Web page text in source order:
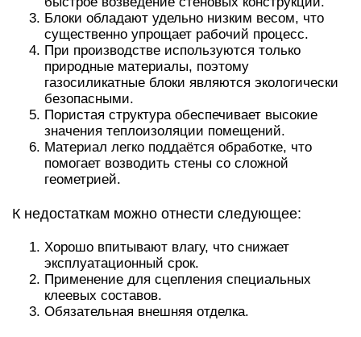
Блоки обладают удельно низким весом, что
существенно упрощает рабочий процесс.
При производстве используются только
природные материалы, поэтому
газосиликатные блоки являются экологически
безопасными.
Пористая структура обеспечивает высокие
значения теплоизоляции помещений.
Материал легко поддаётся обработке, что
помогает возводить стены со сложной
геометрией.
К недостаткам можно отнести следующее:
Хорошо впитывают влагу, что снижает
эксплуатационный срок.
Применение для сцепления специальных
клеевых составов.
Обязательная внешняя отделка.